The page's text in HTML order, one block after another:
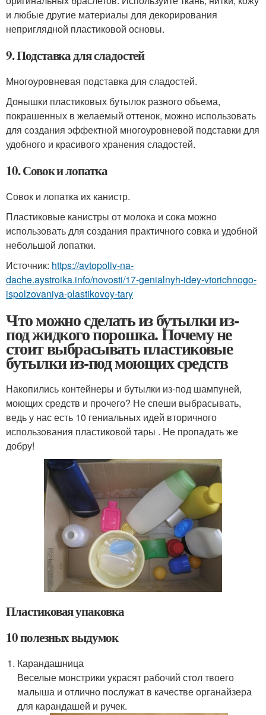
и любые другие материалы для декорирования
неприглядной пластиковой основы.
9. Подставка для сладостей
Многоуровневая подставка для сладостей.
Донышки пластиковых бутылок разного объема,
покрашенных в желаемый оттенок, можно использовать
для создания эффектной многоуровневой подставки для
удобного и красивого хранения сладостей.
10. Совок и лопатка
Совок и лопатка их канистр.
Пластиковые канистры от молока и сока можно
использовать для создания практичного совка и удобной
небольшой лопатки.
Источник: https://avtopoliv-na-
dache.aystroika.info/novosti/17-genialnyh-idey-vtorichnogo-
ispolzovaniya-plastikovoy-tary
Что можно сделать из бутылки из-
под жидкого порошка. Почему не
стоит выбрасывать пластиковые
бутылки из-под моющих средств
Накопились контейнеры и бутылки из-под шампуней,
моющих средств и прочего? Не спеши выбрасывать,
ведь у нас есть 10 гениальных идей вторичного
использования пластиковой тары . Не пропадать же
добру!
Пластиковая упаковка
10 полезных выдумок
Карандашница
Веселые монстрики украсят рабочий стол твоего
малыша и отлично послужат в качестве органайзера
для карандашей и ручек.